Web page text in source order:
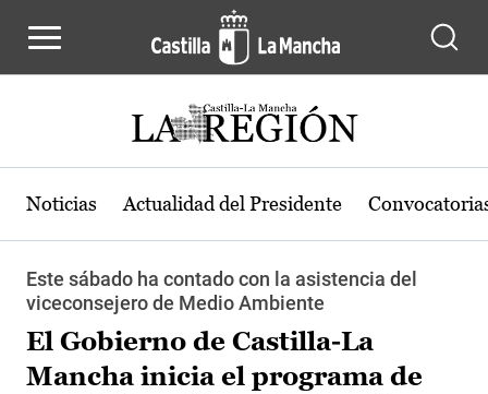
Noticias Actualidad del Presidente
Este sábado ha contado con la asistencia del
viceconsejero de Medio Ambiente
El Gobierno de Castilla-La
Mancha inicia el programa de